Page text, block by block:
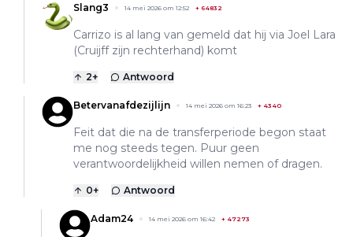
Slang3 14 mei 2026 om 12:52 + 64832
Carrizo is al lang van gemeld dat hij via Joel Lara
(Cruijff zijn rechterhand) komt
2+ Antwoord
Betervanafdezijlijn 14 mei 2026 om 16:23 + 4340
Feit dat die na de transferperiode begon staat
me nog steeds tegen. Puur geen
verantwoordelijkheid willen nemen of dragen.
0+ Antwoord
Adam24 14 mei 2026 om 16:42 + 47273